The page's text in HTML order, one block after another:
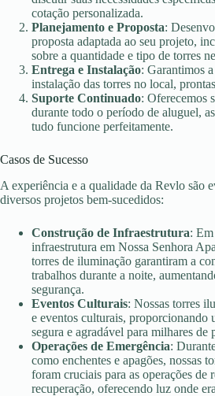
cotação personalizada.
Planejamento e Proposta:
proposta adaptada ao seu projeto,
sobre a quantidade e tipo de torres
Entrega e Instalação: Garantimos
instalação das torres no local,
Suporte Continuado: Oferecemos
durante todo o período de aluguel,
tudo funcione perfeitamente.
Casos de Sucesso
A experiência e a qualidade da Revlo são
diversos projetos bem-sucedidos:
Construção de Infraestrutura:
infraestrutura em Nossa Senhora
torres de iluminação garantiram a
trabalhos durante a noite,
segurança.
Eventos Culturais: Nossas torres
e eventos culturais, proporcionando
segura e agradável para milhares de
Operações de Emergência:
como enchentes e apagões, nossas
foram cruciais para as operações de
recuperação, oferecendo luz onde